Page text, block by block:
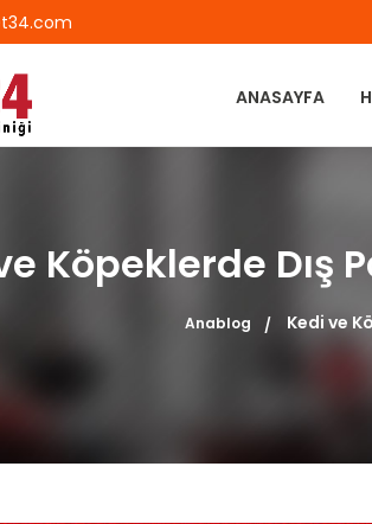
ANASAYFA
Köpeklerde Dış
Anablog Kedi ve